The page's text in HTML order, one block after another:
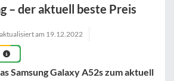
– der aktuell beste Preis
aktualisiert am 19.12.2022
Samsung Galaxy A52s zum aktuell